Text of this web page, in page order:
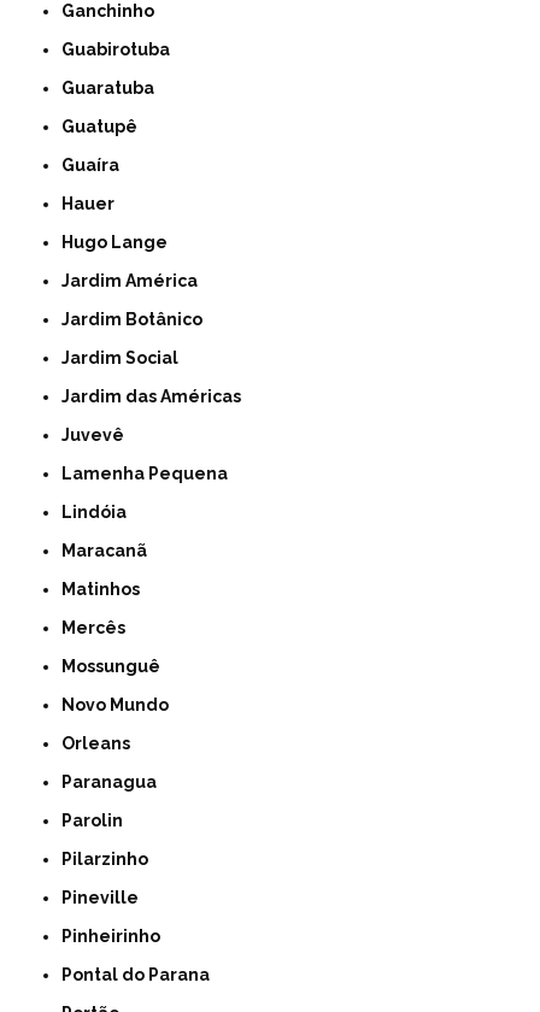
Ganchinho
Guabirotuba
Guaratuba
Guatupê
Guaíra
Hauer
Hugo Lange
Jardim América
Jardim Botânico
Jardim Social
Jardim das Américas
Juvevê
Lamenha Pequena
Lindóia
Maracanã
Matinhos
Mercês
Mossunguê
Novo Mundo
Orleans
Paranagua
Parolin
Pilarzinho
Pineville
Pinheirinho
Pontal do Parana